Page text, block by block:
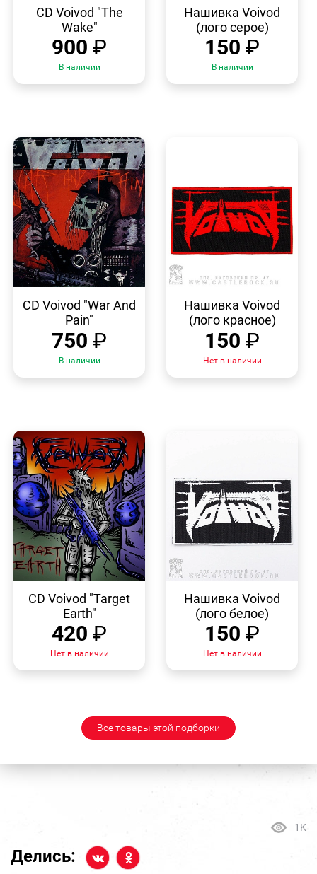
ПРОСМОТР
CD Voivod "The
Wake"
900 ₽
В наличии
ПРОСМОТР
Нашивка Voivod
(лого серое)
150 ₽
В наличии
ПРОСМОТР
CD Voivod "War And
Pain"
750 ₽
В наличии
ПРОСМОТР
Нашивка Voivod
(лого красное)
150 ₽
Нет в наличии
ПРОСМОТР
CD Voivod "Target
Earth"
420 ₽
Нет в наличии
ПРОСМОТР
Нашивка Voivod
(лого белое)
150 ₽
Нет в наличии
Все товары этой подборки
1K
Делись: